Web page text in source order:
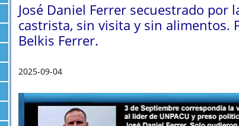
José Daniel Ferrer secuestrado por
castrista, sin visita y sin alimentos.
Belkis Ferrer.
2025-09-04